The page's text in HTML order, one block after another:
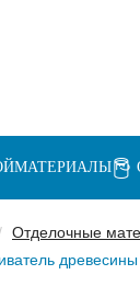
Отделочные